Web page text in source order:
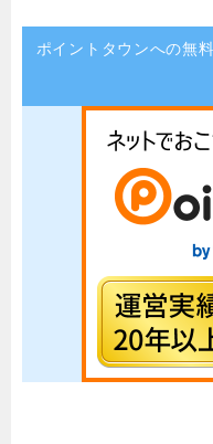
ポイントタウンへの無